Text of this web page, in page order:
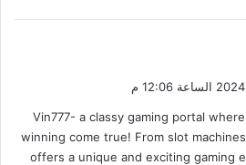
Vin777- a classy gaming portal
winning come true! From slot
offers a unique and exciting gaming